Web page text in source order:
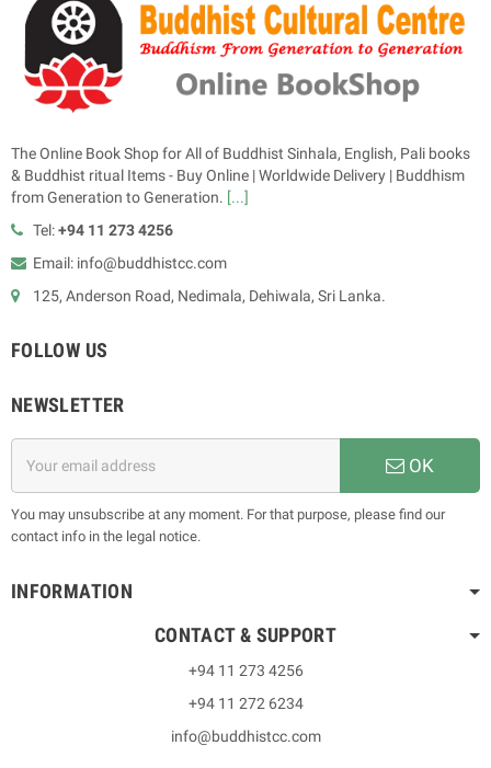
The Online Book Shop for All of Buddhist Sinhala, English, Pali books
& Buddhist ritual Items - Buy Online | Worldwide Delivery | Buddhism
from Generation to Generation. [...]
Tel:+94 11 273 4256
Email: info@buddhistcc.com
125, Anderson Road, Nedimala, Dehiwala, Sri Lanka.
FOLLOW US
NEWSLETTER
OK
You may unsubscribe at any moment. For that purpose, please find our
contact info in the legal notice.
INFORMATION
CONTACT & SUPPORT
+94 11 273 4256
+94 11 272 6234
info@buddhistcc.com